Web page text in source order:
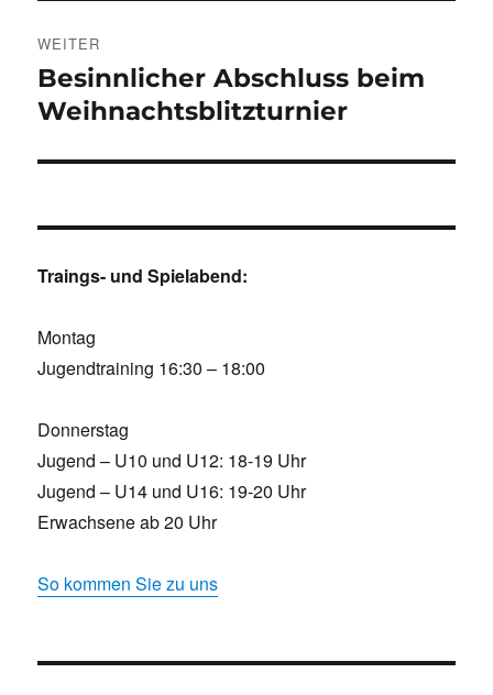
WEITER
Nächster
Beitrag:
Besinnlicher Abschluss beim
Weihnachtsblitzturnier
Traings- und Spielabend:
Montag
Jugendtraining 16:30 – 18:00
Donnerstag
Jugend – U10 und U12: 18-19 Uhr
Jugend – U14 und U16: 19-20 Uhr
Erwachsene ab 20 Uhr
So kommen Sie zu uns